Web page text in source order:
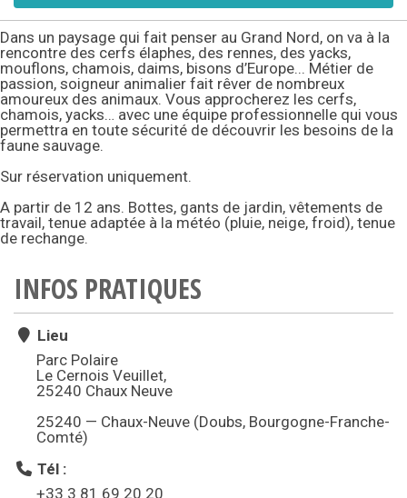
Dans un paysage qui fait penser au Grand Nord, on va à la
rencontre des cerfs élaphes, des rennes, des yacks,
mouflons, chamois, daims, bisons d’Europe... Métier de
passion, soigneur animalier fait rêver de nombreux
amoureux des animaux. Vous approcherez les cerfs,
chamois, yacks… avec une équipe professionnelle qui vous
permettra en toute sécurité de découvrir les besoins de la
faune sauvage.
Sur réservation uniquement.
A partir de 12 ans. Bottes, gants de jardin, vêtements de
travail, tenue adaptée à la météo (pluie, neige, froid), tenue
de rechange.
INFOS PRATIQUES
Lieu
Parc Polaire
Le Cernois Veuillet,
25240 Chaux Neuve
25240 — Chaux-Neuve (Doubs, Bourgogne-Franche-
Comté)
Tél :
+33 3 81 69 20 20